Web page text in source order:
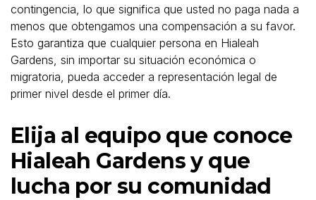
contingencia, lo que significa que usted no paga nada a
menos que obtengamos una compensación a su favor.
Esto garantiza que cualquier persona en Hialeah
Gardens, sin importar su situación económica o
migratoria, pueda acceder a representación legal de
primer nivel desde el primer día.
Elija al equipo que conoce
Hialeah Gardens y que
lucha por su comunidad